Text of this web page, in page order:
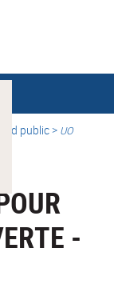
public > UO
-